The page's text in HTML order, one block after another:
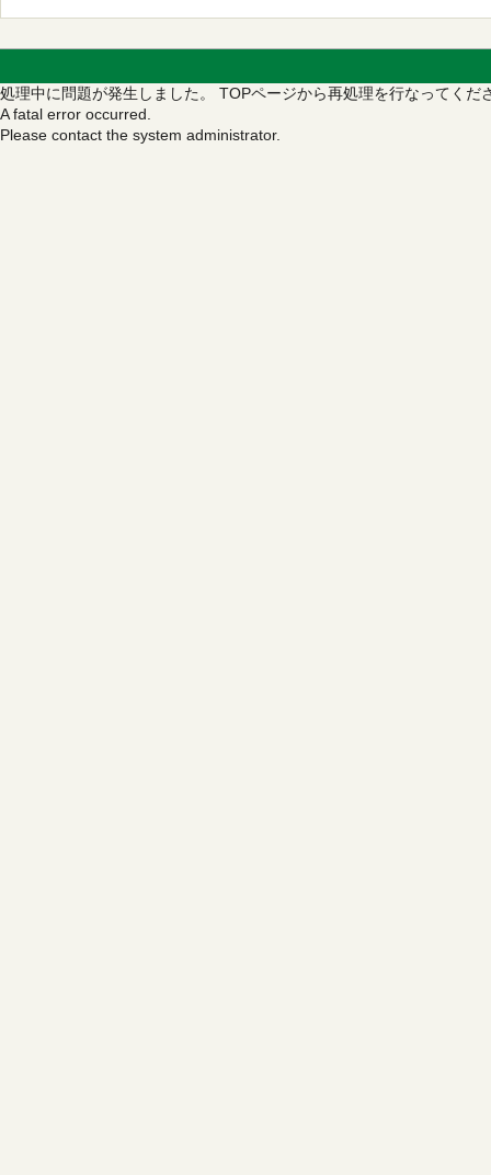
処理中に問題が発生しました。 TOPページから再処理を行なってくだ
A fatal error occurred.
Please contact the system administrator.